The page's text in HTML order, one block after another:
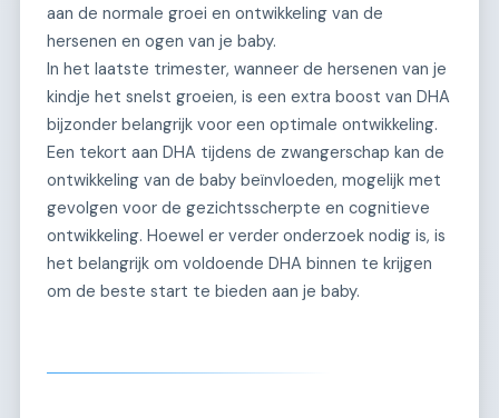
aan de normale groei en ontwikkeling van de
hersenen en ogen van je baby.
In het laatste trimester, wanneer de hersenen van je
kindje het snelst groeien, is een extra boost van DHA
bijzonder belangrijk voor een optimale ontwikkeling.
Een tekort aan DHA tijdens de zwangerschap kan de
ontwikkeling van de baby beïnvloeden, mogelijk met
gevolgen voor de gezichtsscherpte en cognitieve
ontwikkeling. Hoewel er verder onderzoek nodig is, is
het belangrijk om voldoende DHA binnen te krijgen
om de beste start te bieden aan je baby.